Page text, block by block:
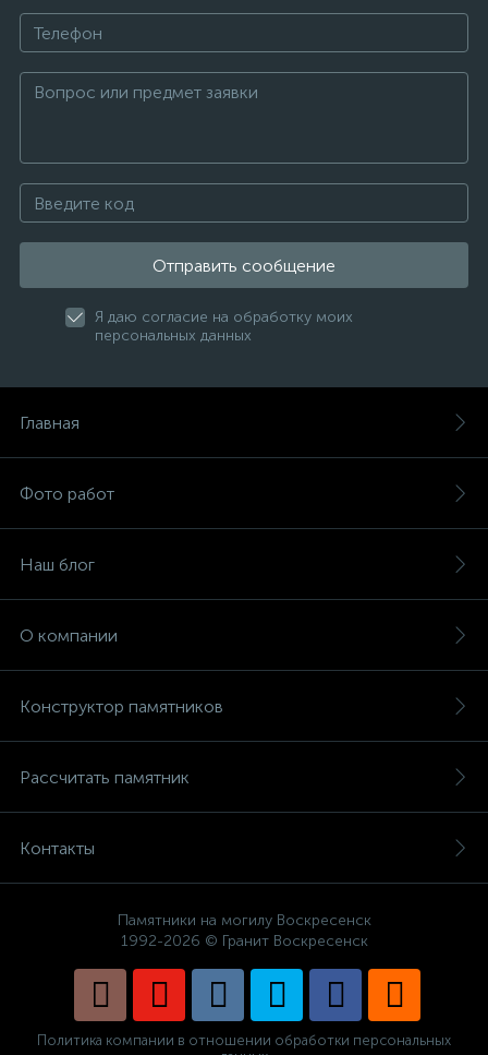
Отправить сообщение
Я даю согласие на обработку моих
персональных данных
Главная
Фото работ
Наш блог
О компании
Конструктор памятников
Рассчитать памятник
Контакты
Памятники на могилу Воскресенск
1992-2026 © Гранит Воскресенск
Политика компании в отношении обработки персональных